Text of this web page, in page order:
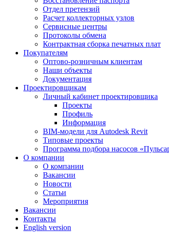
Отдел претензий
Расчет коллекторных узлов
Сервисные центры
Протоколы обмена
Контрактная сборка печатных плат
Покупателям
Оптово-розничным клиентам
Наши объекты
Документация
Проектировщикам
Личный кабинет проектировщика
Проекты
Профиль
Информация
BIM-модели для Autodesk Revit
Типовые проекты
Программа подбора насосов
О компании
О компании
Вакансии
Новости
Статьи
Мероприятия
Вакансии
Контакты
English version